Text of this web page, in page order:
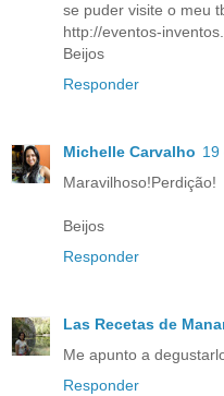
se puder visite o meu
http://eventos-
Beijos
Responder
Michelle Carvalho 19
Maravilhoso!Perdição!
Beijos
Responder
Las Recetas de
Me apunto a
Responder